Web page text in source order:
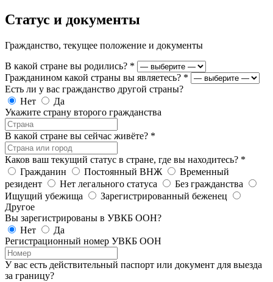
Статус и документы
Гражданство, текущее положение и документы
В какой стране вы родились? *
Гражданином какой страны вы являетесь? *
Есть ли у вас гражданство другой страны?
Нет
Да
Укажите страну второго гражданства
В какой стране вы сейчас живёте? *
Каков ваш текущий статус в стране, где вы находитесь? *
Гражданин
Постоянный ВНЖ
Временный
резидент
Нет легального статуса
Без гражданства
Ищущий убежища
Зарегистрированный беженец
Другое
Вы зарегистрированы в УВКБ ООН?
Нет
Да
Регистрационный номер УВКБ ООН
У вас есть действительный паспорт или документ для выезда
за границу?